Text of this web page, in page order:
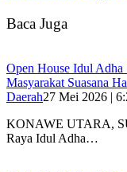
Baca Juga
Open House Idul
Masyarakat Suasana
Daerah27 Mei 2026 |
KONAWE UTARA,
Raya Idul Adha…